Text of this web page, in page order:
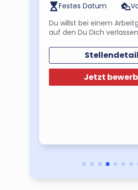
Festes Datum
Du willst bei einem
auf den Du Dich
Jetzt